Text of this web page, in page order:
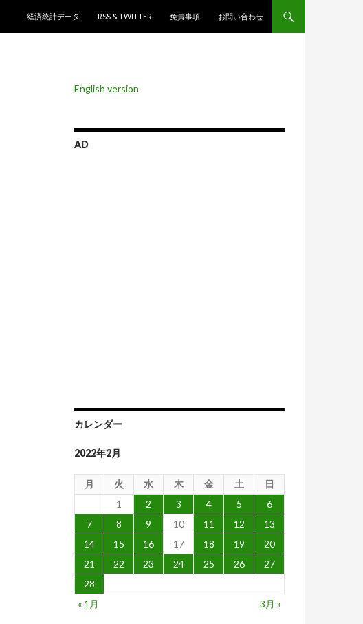
経済統計データ
RSS & TWITTER 免責事項 お問い合わせ
English version
AD
カレンダー
2022年2月
月 火 水 木 金 土
日
1
2 3 4 5
6
7
8 9 10 11 12
13
14
15 16 17 18 19
20
21
22 23 24 25 26
27
28
« 1月
3月 »